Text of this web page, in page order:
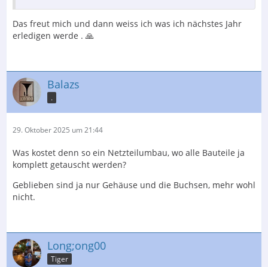
Das freut mich und dann weiss ich was ich nächstes Jahr
erledigen werde . 🙏
Balazs
.
29. Oktober 2025 um 21:44
Was kostet denn so ein Netzteilumbau, wo alle Bauteile ja
komplett getauscht werden?
Geblieben sind ja nur Gehäuse und die Buchsen, mehr wohl
nicht.
Long;ong00
Tiger